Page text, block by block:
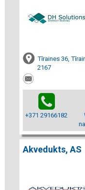
Tīraines 36,
2167
+371 29166182
Akvedukts, AS